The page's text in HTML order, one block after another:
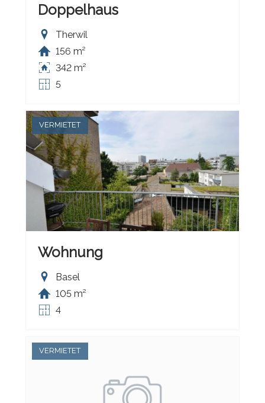
Doppelhaus
Therwil
156 m²
342 m²
5
VERMIETET
Wohnung
Basel
105 m²
4
VERMIETET